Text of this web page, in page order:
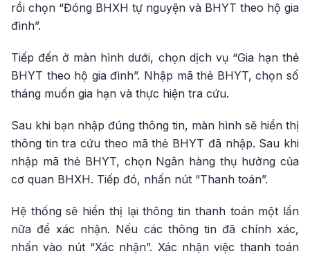
rồi chọn “Đóng BHXH tự nguyện và BHYT theo hộ gia
đình”.
Tiếp đến ở màn hình dưới, chọn dịch vụ “Gia hạn thẻ
BHYT theo hộ gia đình”. Nhập mã thẻ BHYT, chọn số
tháng muốn gia hạn và thực hiện tra cứu.
Sau khi bạn nhập đúng thông tin, màn hình sẽ hiển thị
thông tin tra cứu theo mã thẻ BHYT đã nhập. Sau khi
nhập mã thẻ BHYT, chọn Ngân hàng thụ hưởng của
cơ quan BHXH. Tiếp đó, nhấn nút “Thanh toán”.
Hệ thống sẽ hiển thị lại thông tin thanh toán một lần
nữa để xác nhận. Nếu các thông tin đã chính xác,
nhấn vào nút “Xác nhận”. Xác nhận việc thanh toán